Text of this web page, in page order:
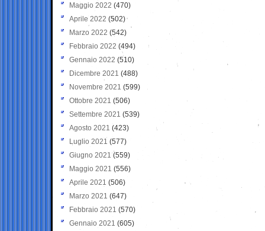
Maggio 2022 (470)
Aprile 2022 (502)
Marzo 2022 (542)
Febbraio 2022 (494)
Gennaio 2022 (510)
Dicembre 2021 (488)
Novembre 2021 (599)
Ottobre 2021 (506)
Settembre 2021 (539)
Agosto 2021 (423)
Luglio 2021 (577)
Giugno 2021(559)
Maggio 2021 (556)
Aprile 2021 (506)
Marzo 2021 (647)
Febbraio 2021 (570)
Gennaio 2021 (605)